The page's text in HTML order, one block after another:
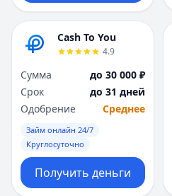
Cash To You
4.9
Сумма
до 30 000 ₽
Срок
до 31 дней
Одобрение
Среднее
Займ онлайн 24/7
Круглосуточно
Получить деньги